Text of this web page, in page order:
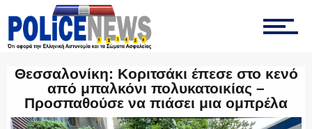
ΤΡΟΧΑΙΑ
Θεσσαλονίκη: Κοριτσάκι έπεσε στο κενό
από μπαλκόνι πολυκατοικίας –
Προσπαθούσε να πιάσει μια ομπρέλα